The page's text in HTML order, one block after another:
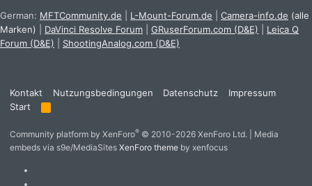
German: MFTCommunity.de L-Mount-Forum.de Camera-info.de (alle
Marken)
DaVinci Resolve Forum GRuserForum.com (D&E)
Leica Q
Forum (D&E)
ShootingAnalog.com (D&E)
Kontakt Nutzungsbedingungen Datenschutz
Impressum
Start
R
S
Community platform by XenForo® © 2010-2026 XenForo Ltd.
Media
embeds via s9e/MediaSites XenForo theme by xenfocus